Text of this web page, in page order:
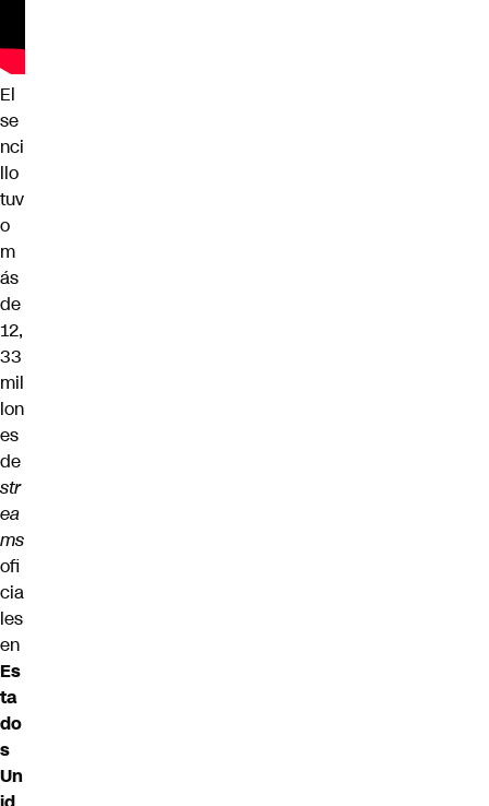
El
se
nci
llo
tuv
o
m
ás
de
12,
33
mil
lon
es
de
str
ea
ms
ofi
cia
les
en
Es
ta
do
s
Un